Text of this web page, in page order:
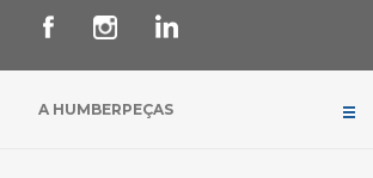
A HUMBERPEÇAS